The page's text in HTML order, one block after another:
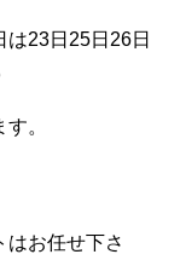
23日25日26日
。
はお任せ下さ